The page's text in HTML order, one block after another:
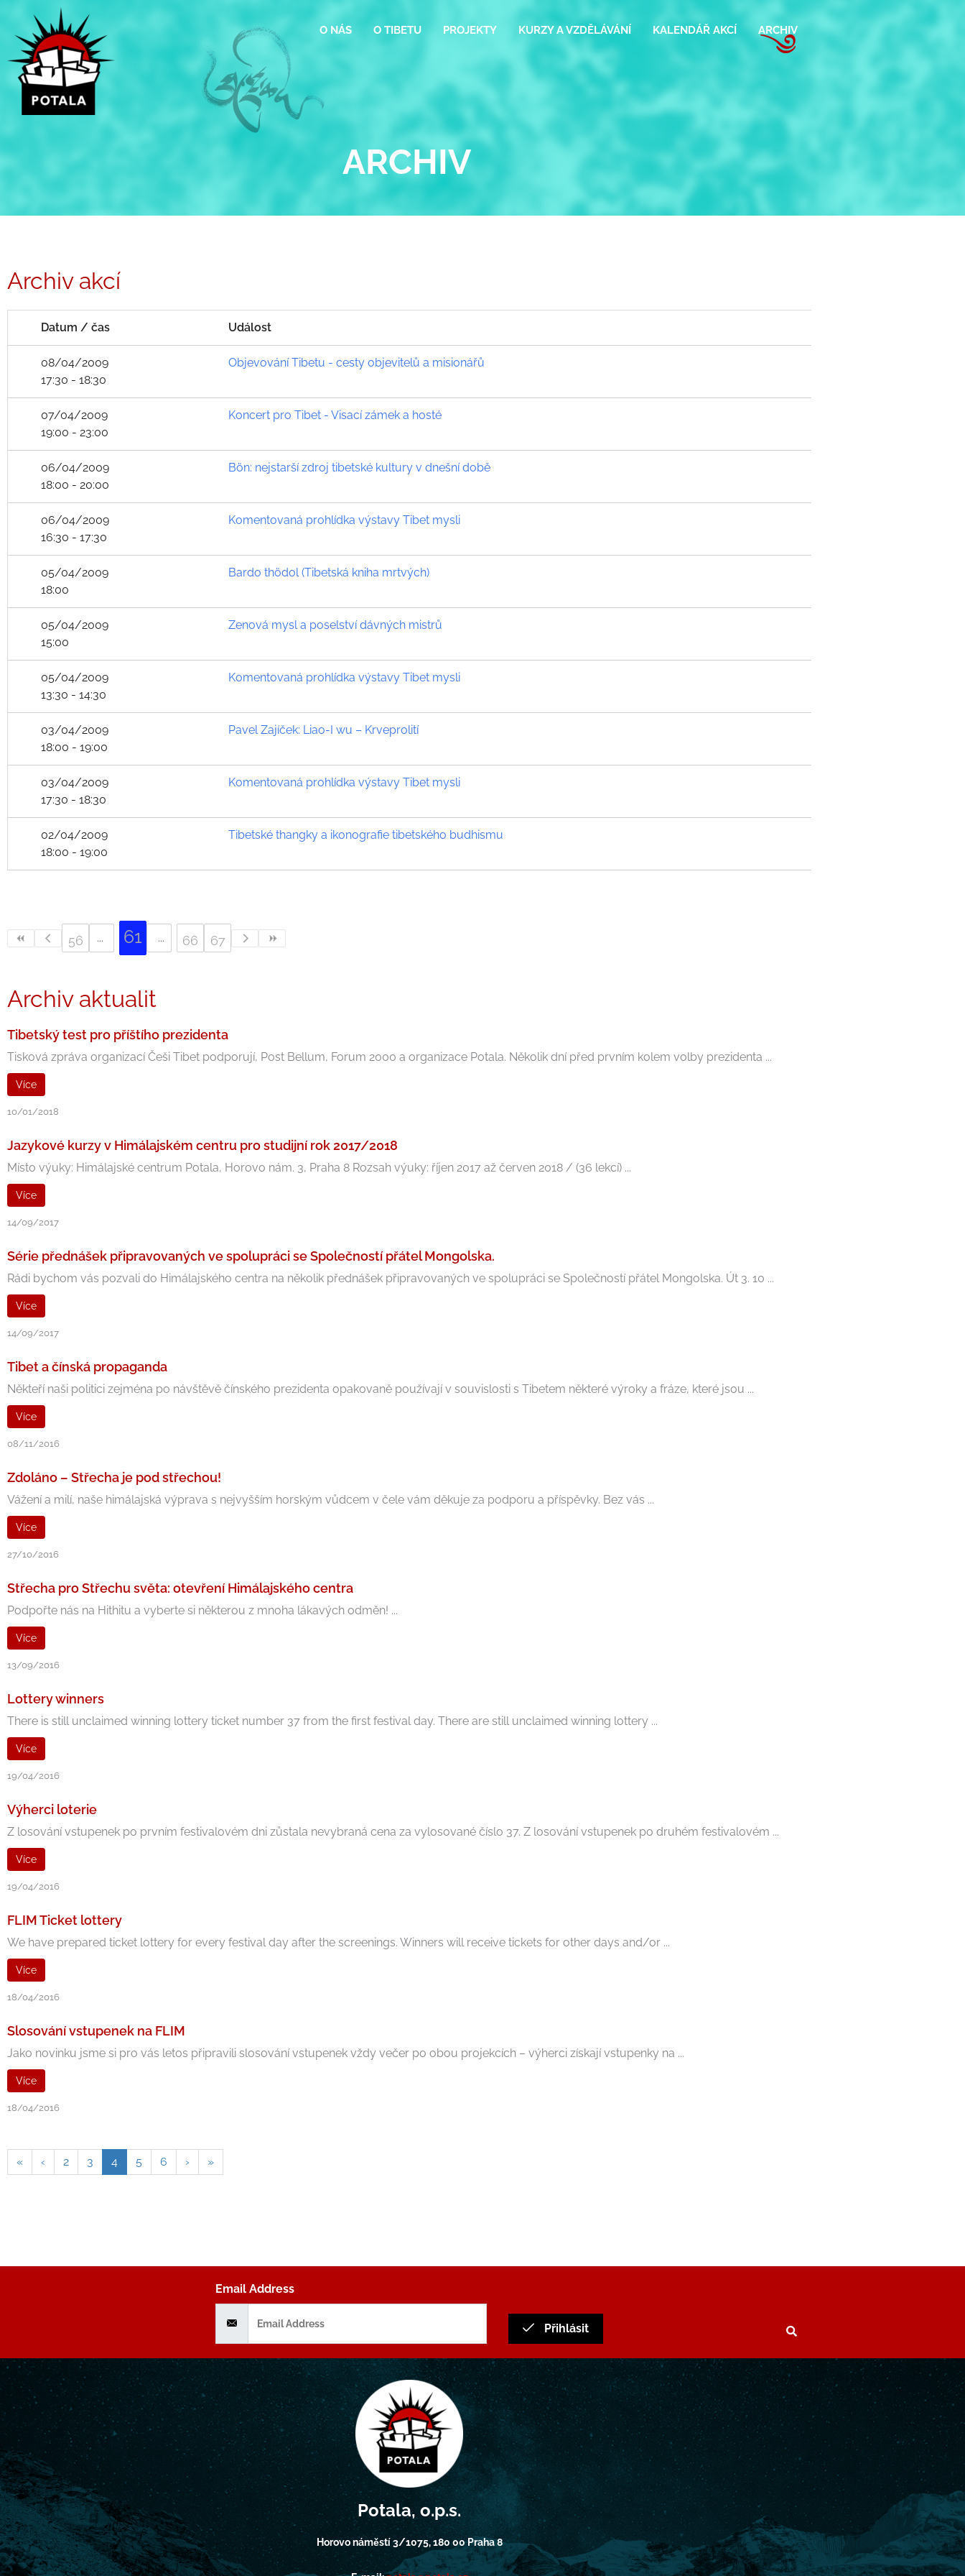
obsah
O NÁS O TIBETU PROJEKTY KURZY A VZDĚLÁVÁNÍ KALENDÁŘ AKCÍ ARCHIV
ARCHIV
Archiv akcí
Datum / čas Událost
08/04/2009
17:30 - 18:30
Objevování Tibetu - cesty objevitelů a misionářů
07/04/2009
19:00 - 23:00
Koncert pro Tibet - Visací zámek a hosté
06/04/2009
18:00 - 20:00
Bön: nejstarší zdroj tibetské kultury v dnešní době
06/04/2009
16:30 - 17:30
Komentovaná prohlídka výstavy Tibet mysli
05/04/2009
18:00
Bardo thödol (Tibetská kniha mrtvých)
05/04/2009
15:00
Zenová mysl a poselství dávných mistrů
05/04/2009
13:30 - 14:30
Komentovaná prohlídka výstavy Tibet mysli
03/04/2009
18:00 - 19:00
Pavel Zajíček: Liao-I wu – Krveprolití
03/04/2009
17:30 - 18:30
Komentovaná prohlídka výstavy Tibet mysli
02/04/2009
18:00 - 19:00
Tibetské thangky a ikonografie tibetského budhismu
56 61 66 67
Archiv aktualit
Tibetský test pro příštího prezidenta
Tisková zpráva organizací Češi Tibet podporují, Post Bellum, Forum 2000 a organizace Potala. Několik dní před prvním kolem volby prezidenta ...
Více
10/01/2018
Jazykové kurzy v Himálajském centru pro studijní rok 2017/2018
Místo výuky: Himálajské centrum Potala, Horovo nám. 3, Praha 8 Rozsah výuky: říjen 2017 až červen 2018 / (36 lekcí) ...
Více
14/09/2017
Série přednášek připravovaných ve spolupráci se Společností přátel Mongolska.
Rádi bychom vás pozvali do Himálajského centra na několik přednášek připravovaných ve spolupráci se Společností přátel Mongolska. Út 3. 10 ...
Více
14/09/2017
Tibet a čínská propaganda
Někteří naši politici zejména po návštěvě čínského prezidenta opakovaně používají v souvislosti s Tibetem některé výroky a fráze, které jsou ...
Více
08/11/2016
Zdoláno – Střecha je pod střechou!
Vážení a milí, naše himálajská výprava s nejvyšším horským vůdcem v čele vám děkuje za podporu a příspěvky. Bez vás ...
Více
27/10/2016
Střecha pro Střechu světa: otevření Himálajského centra
Podpořte nás na Hithitu a vyberte si některou z mnoha lákavých odměn! ...
Více
13/09/2016
Lottery winners
There is still unclaimed winning lottery ticket number 37 from the first festival day. There are still unclaimed winning lottery ...
Více
19/04/2016
Výherci loterie
Z losování vstupenek po prvním festivalovém dni zůstala nevybraná cena za vylosované číslo 37. Z losování vstupenek po druhém festivalovém ...
Více
19/04/2016
FLIM Ticket lottery
We have prepared ticket lottery for every festival day after the screenings. Winners will receive tickets for other days and/or ...
Více
18/04/2016
Slosování vstupenek na FLIM
Jako novinku jsme si pro vás letos připravili slosování vstupenek vždy večer po obou projekcích – výherci získají vstupenky na ...
Více
18/04/2016
« ‹ 2 3 4 5 6 › »
Email Address
Přihlásit
Potala, o.p.s.
Horovo náměstí 3/1075, 180 00 Praha 8